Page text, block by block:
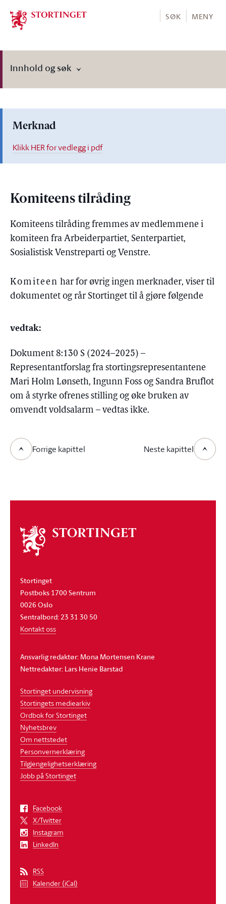
Stortinget.no
SØK MENY
Innhold og søk
Merknad
Klikk HER for vedlegg i pdf
Komiteens tilråding
Komiteens tilråding fremmes av medlemmene i
komiteen fra Arbeiderpartiet, Senterpartiet,
Sosialistisk Venstreparti og Venstre.
Komiteen har for øvrig ingen merknader, viser til
dokumentet og rår Stortinget til å gjøre følgende
vedtak:
Dokument 8:130 S (2024–2025) –
Representantforslag fra stortingsrepresentantene
Mari Holm Lønseth, Ingunn Foss og Sandra Bruflot
om å styrke ofrenes stilling og øke bruken av
omvendt voldsalarm – vedtas ikke.
Forrige kapittel Neste kapittel
Om
stortinget
Stortinget
Postboks 1700 Sentrum
0026 Oslo
Sentralbord: 23 31 30 50
Kontakt oss
Ansvarlig redaktør: Mona Mortensen Krane
Nettredaktør: Lars Henie Barstad
Stortinget undervisning
Stortingets mediearkiv
Ordbok for Stortinget
Nyhetsbrev
Om nettstedet
Personvernerklæring
Tilgjengelighetserklæring
Jobb på Stortinget
Facebook
X/Twitter
Instagram
LinkedIn
RSS
Kalender (iCal)